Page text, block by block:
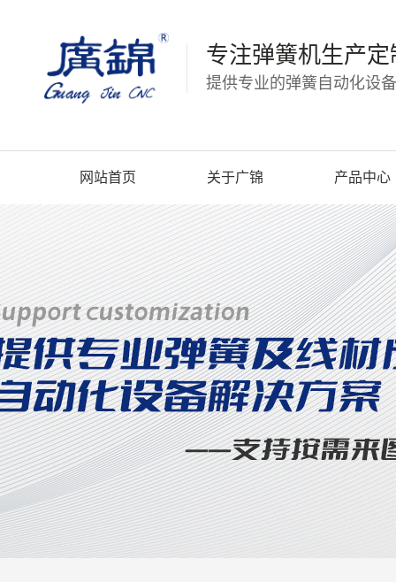
专注弹簧机生产定
提供专业的弹簧自动化设
网站首页 关于广锦 产品中心